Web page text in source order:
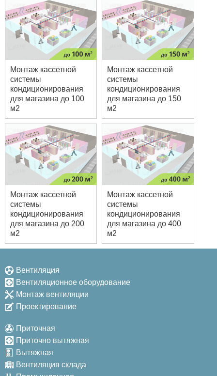
Монтаж кассетной
системы
кондиционирования
для магазина до 100
м2
Монтаж кассетной
системы
кондиционирования
для магазина до 150
м2
Монтаж кассетной
системы
кондиционирования
для магазина до 200
м2
Монтаж кассетной
системы
кондиционирования
для магазина до 400
м2
Вентиляция
Вентиляционное оборудование
Монтаж вентиляции
Проектирование
Приточная
Приточно вытяжная
Вытяжная
Вентиляция склада